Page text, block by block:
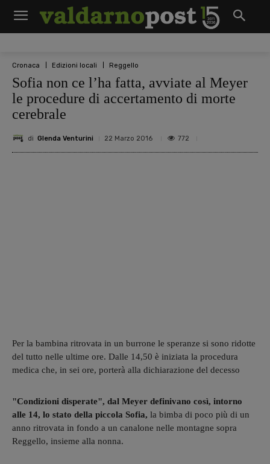
Cronaca Edizioni locali Reggello
Sofia non ce l’ha fatta, avviate al Meyer
le procedure di accertamento di morte
cerebrale
di Glenda Venturini 22 Marzo 2016 772
Per la bambina ritrovata in un burrone le speranze si sono ridotte
del tutto nelle ultime ore. Dalle 14,50 è iniziata la procedura
medica che, in sei ore, porterà alla dichiarazione del decesso
"Condizioni disperate", dal Meyer definivano così, intorno
alle 14, lo stato della piccola Sofia, la bimba di poco più di un
anno ritrovata in fondo a un canalone nelle montagne sopra
Reggello, insieme alla nonna.